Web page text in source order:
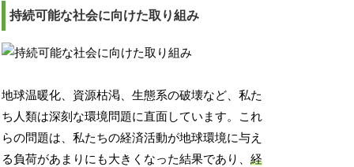
持続可能な社会に向けた取り組み
地球温暖化、資源枯渇、生態系の破壊など、私た
ち人類は深刻な環境問題に直面しています。これ
らの問題は、私たちの経済活動が地球環境に与え
る負荷があまりにも大きくなった結果であり、経